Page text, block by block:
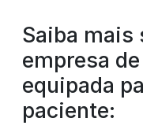
Saiba mais
empresa
equipada
paciente: